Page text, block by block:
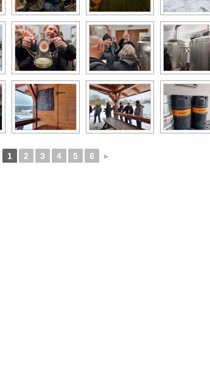
1 2 3 4 5 6 ►